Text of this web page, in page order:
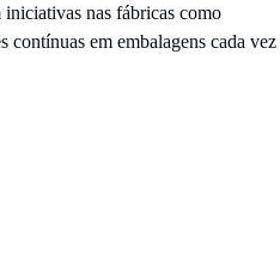
iniciativas nas fábricas como
contínuas em embalagens cada vez